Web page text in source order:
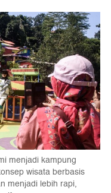
menjadi kampung
wisata berbasis
menjadi lebih rapi,